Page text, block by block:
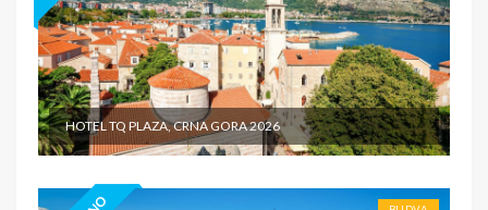
HOTEL TQ PLAZA, CRNA GORA 2026